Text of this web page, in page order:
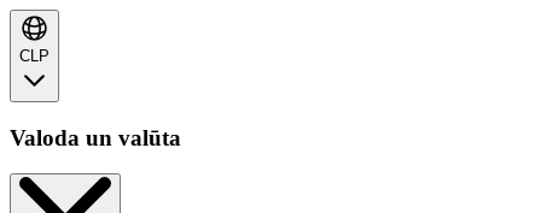
CLP
Valoda un valūta